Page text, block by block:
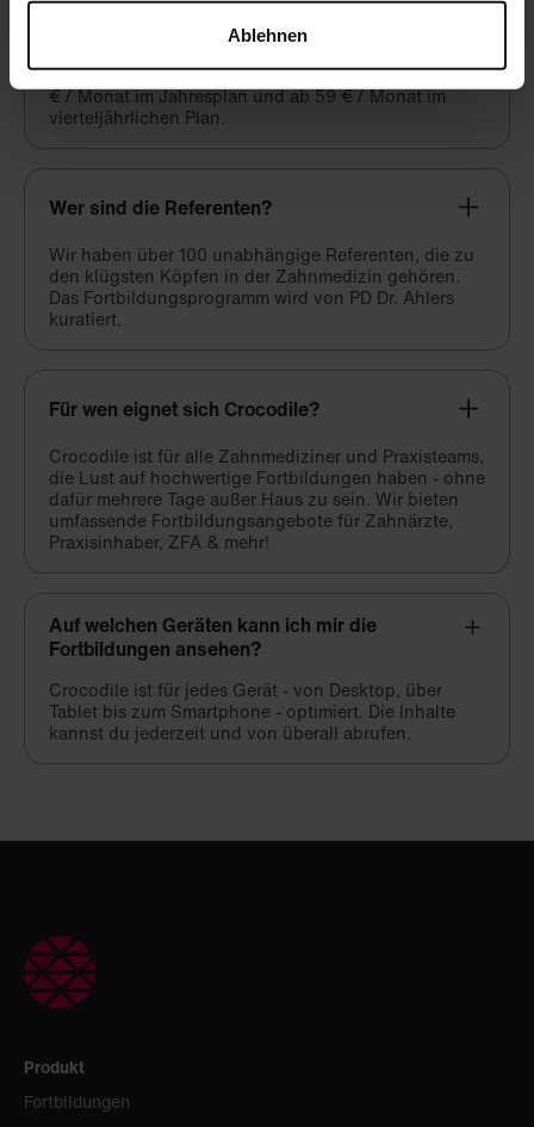
Ablehnen
Crocodile ist eine hochwertige, aber preiswerte
einer kostenfreien Testphase beginnt Crocodile ab 49
€ / Monat im Jahresplan und ab 59 € / Monat im
vierteljährlichen Plan.
Wer sind die Referenten?
Wir haben über 100 unabhängige Referenten, die zu
den klügsten Köpfen in der Zahnmedizin gehören.
Das Fortbildungsprogramm wird von PD Dr. Ahlers
kuratiert.
Für wen eignet sich Crocodile?
Crocodile ist für alle Zahnmediziner und Praxisteams,
die Lust auf hochwertige Fortbildungen haben - ohne
dafür mehrere Tage außer Haus zu sein. Wir bieten
umfassende Fortbildungsangebote für Zahnärzte,
Praxisinhaber, ZFA & mehr!
Auf welchen Geräten kann ich mir die
Fortbildungen ansehen?
Crocodile ist für jedes Gerät - von Desktop, über
Tablet bis zum Smartphone - optimiert. Die Inhalte
kannst du jederzeit und von überall abrufen.
Produkt
Fortbildungen